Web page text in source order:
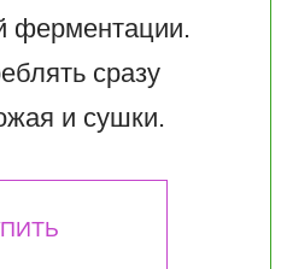
ферментации.
сразу
и сушки.